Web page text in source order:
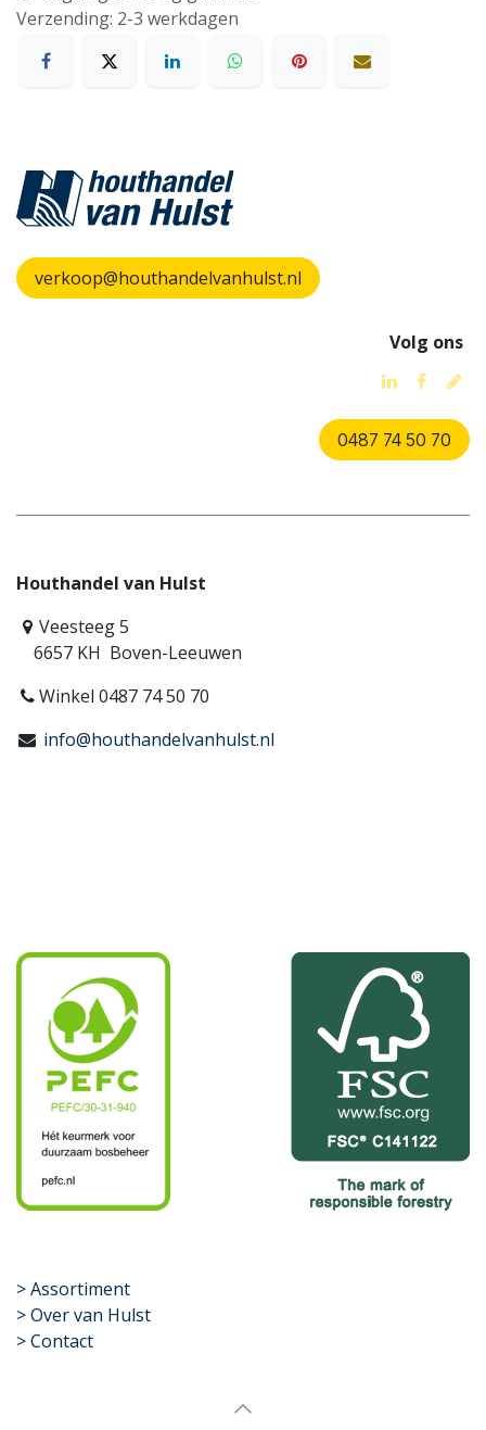
Verzending: 2-3 werkdagen
verkoop@houthandelvanhulst.nl
Volg ons
0487 74 50 70
Houthandel van Hulst
Veesteeg 5
6657 KH Boven-Leeuwen
Winkel 0487 74 50 70
info@houthandelvanhulst.nl
​>Assortiment
> Over van Hulst
> Contact